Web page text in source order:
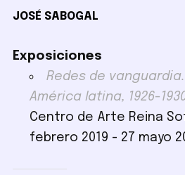
JOSÉ SABOGAL
Exposiciones
Redes de
América latina, 1926-
Centro de Arte Reina
febrero 2019 - 27 mayo